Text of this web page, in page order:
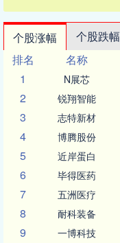
个股涨幅 个股跌幅
排名
名称
1
N展芯
2 锐翔智能
3 志特新材
4 博腾股份
5 近岸蛋白
6 毕得医药
7 五洲医疗
8 耐科装备
9 一博科技